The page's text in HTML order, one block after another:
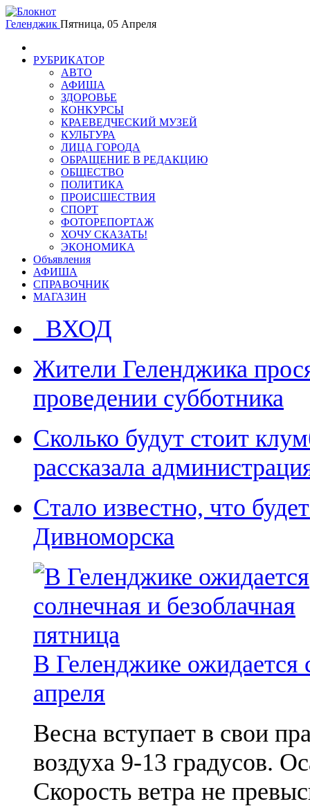
Геленджик Пятница, 05 Апреля
РУБРИКАТОР
АВТО
АФИША
ЗДОРОВЬЕ
КОНКУРСЫ
КРАЕВЕДЧЕСКИЙ МУЗЕЙ
КУЛЬТУРА
ЛИЦА ГОРОДА
ОБРАЩЕНИЕ В РЕДАКЦИЮ
ОБЩЕСТВО
ПОЛИТИКА
ПРОИСШЕСТВИЯ
СПОРТ
ФОТОРЕПОРТАЖ
ХОЧУ СКАЗАТЬ!
ЭКОНОМИКА
Объявления
АФИША
СПРАВОЧНИК
МАГАЗИН
ВХОД
Жители Геленджика
проведении субботника
Сколько будут стоит
рассказала
Стало известно, что
Дивноморска
В Геленджике ожидается
апреля
Весна вступает в свои
воздуха 9-13 градусов.
Скорость ветра не